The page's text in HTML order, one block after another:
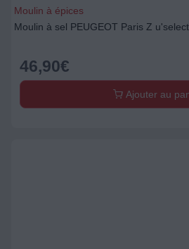
Moulin à épices
Moulin à sel PEUGEOT Paris Z
46,90€
Ajouter au